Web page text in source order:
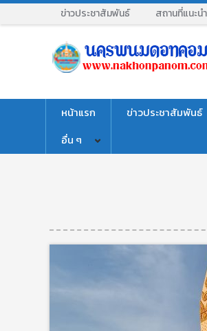
ข่าวประชาสัมพันธ์ สถานที่แนะน
หน้าแรก ข่าวประชาสัมพันธ์
อื่น ๆ